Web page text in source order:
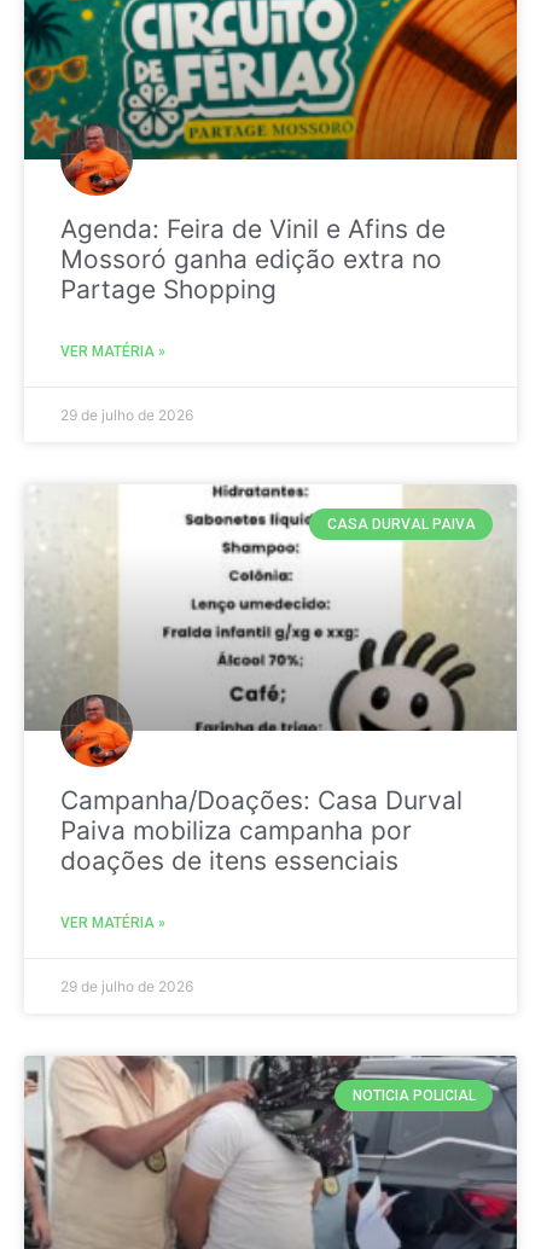
Agenda: Feira de Vinil e Afins de
Mossoró ganha edição extra no
Partage Shopping
VER MATÉRIA »
29 de julho de 2026
CASA DURVAL PAIVA
Campanha/Doações: Casa Durval
Paiva mobiliza campanha por
doações de itens essenciais
VER MATÉRIA »
29 de julho de 2026
NOTICIA POLICIAL